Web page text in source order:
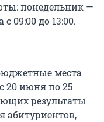
понедельник —
09:00 до 13:00.
места
20 июня по 25
результаты
абитуриентов,